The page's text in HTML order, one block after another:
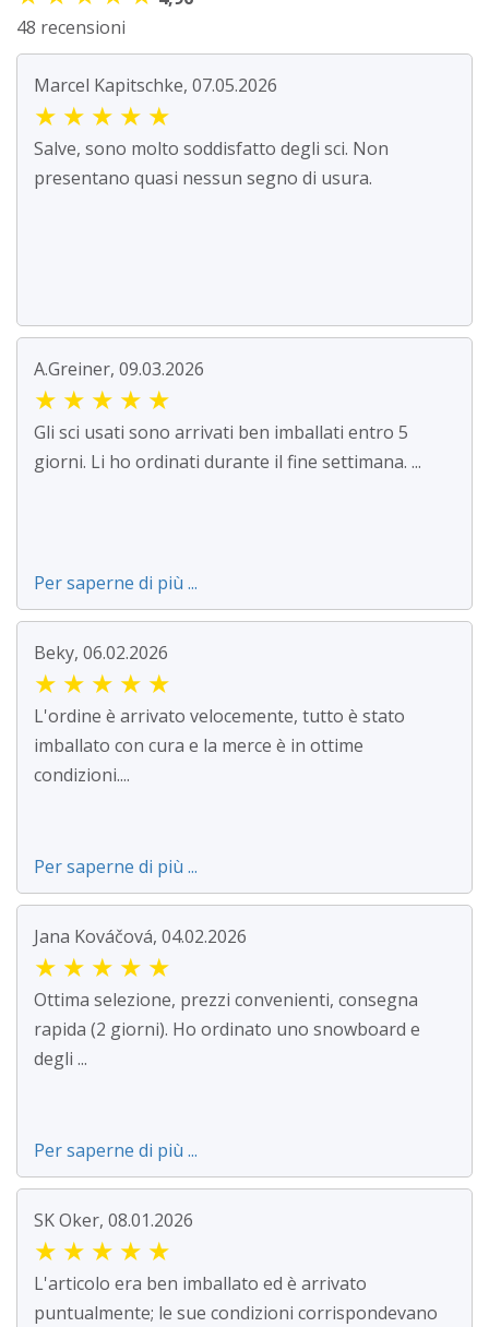
48 recensioni
Marcel Kapitschke, 07.05.2026
★ ★ ★ ★ ★
Salve, sono molto soddisfatto degli sci. Non
presentano quasi nessun segno di usura.
A.Greiner, 09.03.2026
★ ★ ★ ★ ★
Gli sci usati sono arrivati ben imballati entro 5
giorni. Li ho ordinati durante il fine settimana. ...
Per saperne di più ...
Beky, 06.02.2026
★ ★ ★ ★ ★
L'ordine è arrivato velocemente, tutto è stato
imballato con cura e la merce è in ottime
condizioni....
Per saperne di più ...
Jana Kováčová, 04.02.2026
★ ★ ★ ★ ★
Ottima selezione, prezzi convenienti, consegna
rapida (2 giorni). Ho ordinato uno snowboard e
degli ...
Per saperne di più ...
SK Oker, 08.01.2026
★ ★ ★ ★ ★
L'articolo era ben imballato ed è arrivato
puntualmente; le sue condizioni corrispondevano